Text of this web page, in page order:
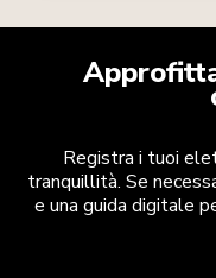
Registra i tuoi
tranquillità. Se
e una guida digitale